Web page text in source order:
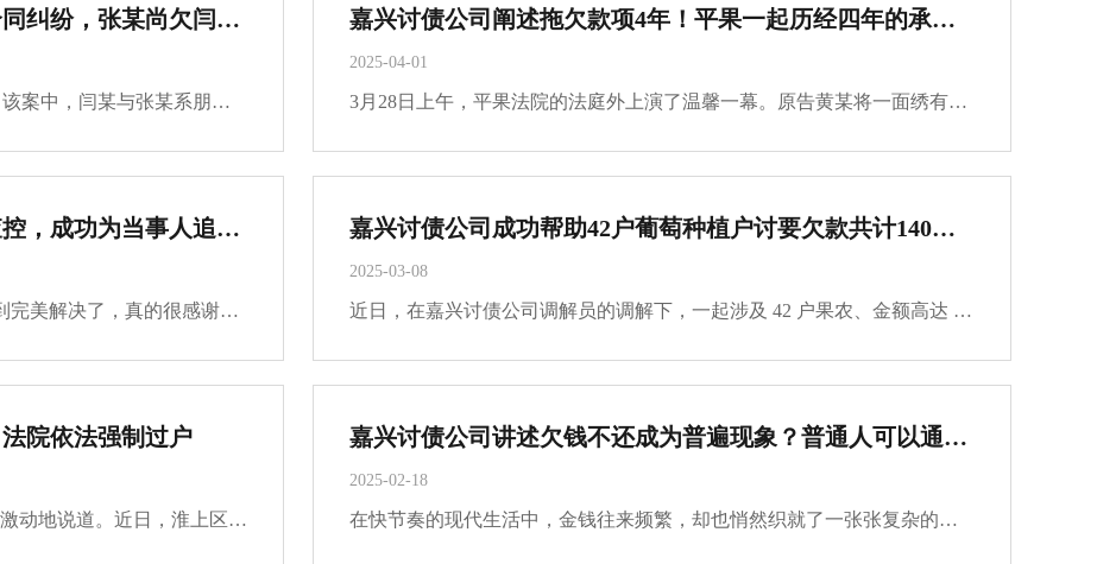
嘉兴收债公司成功调解了一起劳务合同纠纷，张某尚欠闫某劳务费284710元
嘉兴收债公司成功调解了一起劳务合同纠纷。该案中，闫某与张某系朋友关系，闫某为张某承包的包头职教园区南区Ａ－Ｃ段工程项目陶土板幕墙、铝板、保温、防火隔离带等提供劳务施工，2023年11月15日，双方按工作量结算对账，张某尚欠闫某劳务费284710元。闫某多···
嘉兴讨债公司阐述拖欠款项4年！平果一起历经四年的承揽合同纠纷成功化解
2025-04-01
3月28日上午，平果法院的法庭外上演了温馨一幕。原告黄某将一面绣有“怀爱民之心，办讨薪之事；行公平正义，暖百姓心田”字样的锦旗，郑重地送到方元官法官手中，感激之情溢于言表。这面锦旗背后，是一起历经四年的承揽合同纠纷成功化解的暖心故事。回顾案情四···
嘉兴讨债公司通过不懈努力和精准查控，成功为当事人追回23万余元执行款
“感谢法官，我本来以为都没有希望了，没想到完美解决了，真的很感谢，请收下这面锦旗！”近日，洋浦法院执行局法官姚鑫在执行一起案件中，通过不懈努力和精准查控，成功为当事人追回23万余元执行款，赢得了当事人的高度赞誉和衷心感谢。在执行申请执行人海南···
嘉兴讨债公司成功帮助42户葡萄种植户讨要欠款共计140余万元 让果农重拾信心
2025-03-08
近日，在嘉兴讨债公司调解员的调解下，一起涉及 42 户果农、金额高达 140 余万元的葡萄销售款拖欠纠纷被成功化解。 3 月 3 日，石总场北郊司法所的调解室里，来了一群神色焦虑、眉头紧锁的果农。他们的共同诉求是讨回胥某拖欠他们2023年葡萄销售款。 经询问，···
院依法强制过户
“我的车辆终于过户到我名下了！”申请人王某激动地说道。近日，淮上区法院成功执结一起合同纠纷案，因被执行人某汽贸公司拒不履行车辆过户手续，法院依法强制将登记在某汽贸公司名下的车辆过户至所有权人王某名下，成功解决了王某的一桩“心事”，有效维护了···
嘉兴讨债公司讲述欠钱不还成为普遍现象？普通人可以通过这些渠道要回钱财！
2025-02-18
在快节奏的现代生活中，金钱往来频繁，却也悄然织就了一张张复杂的债务网。普通人，作为这网中的普通一环，时常面临欠钱不还的困境，这不仅是情感的伤害，更是生活的重压。据不完全统计，近年来，个人借贷纠纷案件数量持续攀升，其中“老赖”现象尤为突出，超···